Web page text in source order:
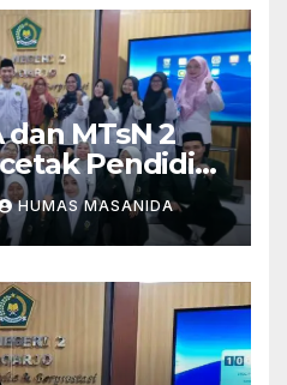
dan MTsN 2
Pendidik
HUMAS MASANIDA